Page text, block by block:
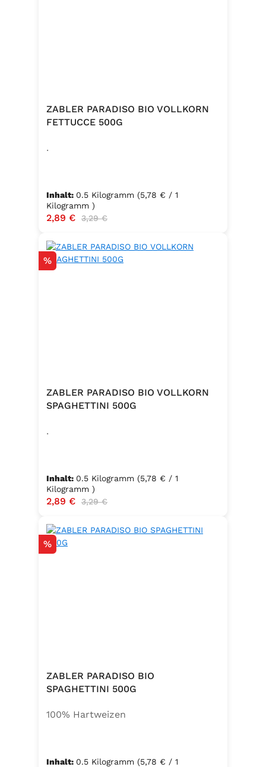
ZABLER PARADISO BIO VOLLKORN
FETTUCCE 500G
.
Inhalt: 0.5 Kilogramm (5,78 € / 1
Kilogramm )
Verkaufspreis:
2,89 € Regulärer Preis:
3,29 €
Rabatt
%
ZABLER PARADISO BIO VOLLKORN
SPAGHETTINI 500G
.
Inhalt: 0.5 Kilogramm (5,78 € / 1
Kilogramm )
Verkaufspreis:
2,89 € Regulärer Preis:
3,29 €
Rabatt
%
ZABLER PARADISO BIO
SPAGHETTINI 500G
100% Hartweizen
Inhalt: 0.5 Kilogramm (5,78 € / 1